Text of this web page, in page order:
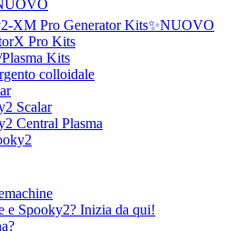
XM Pro Generator Kits✨NUOVO
Pro Kits
Kits
colloidale
Scalar
Central Plasma
e Spooky2? Inizia da qui!